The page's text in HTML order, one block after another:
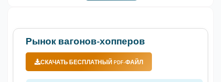
Рынок вагонов-хопперов
СКАЧАТЬ БЕСПЛАТНЫЙ PDF-ФАЙЛ